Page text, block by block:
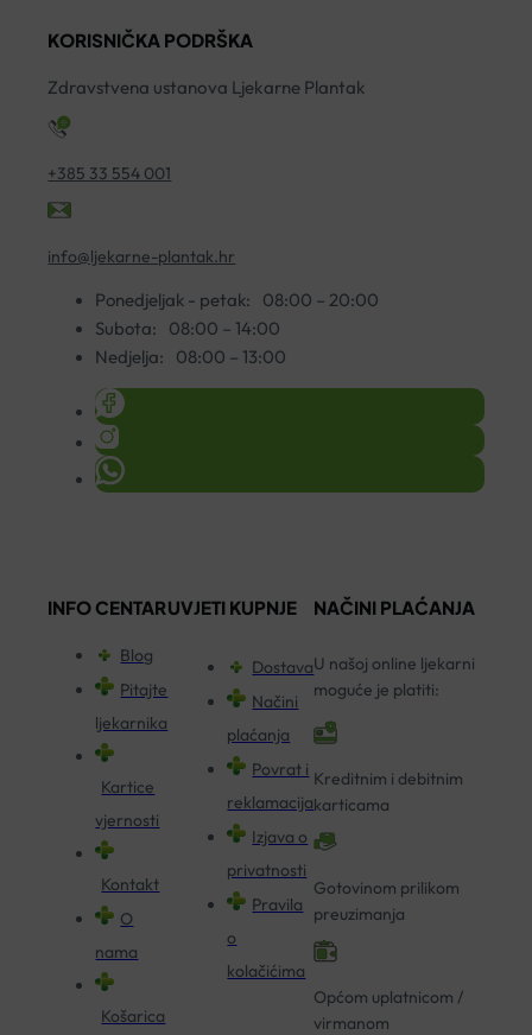
ČIŠĆENJE
200ML
KORISNIČKA PODRŠKA
Zdravstvena ustanova Ljekarne Plantak
+385 33 554 001
info@ljekarne-plantak.hr
Ponedjeljak - petak:
08:00 – 20:00
Subota:
08:00 – 14:00
Nedjelja:
08:00 – 13:00
INFO CENTAR
Blog
Pitajte
ljekarnika
Kartice
vjernosti
Kontakt
O
nama
Košarica
UVJETI KUPNJE
Dostava
Načini
plaćanja
Povrat i
reklamacija
Izjava o
privatnosti
Pravila
o
kolačićima
NAČINI PLAĆANJA
U našoj online ljekarni
moguće je platiti:
Kreditnim i debitnim
karticama
Gotovinom prilikom
preuzimanja
Općom uplatnicom /
virmanom